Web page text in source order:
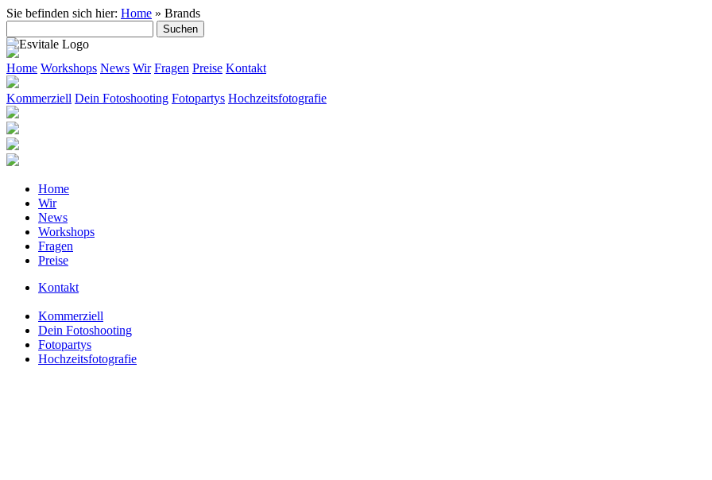
Sie befinden sich hier: Home » Brands
nach:
Home Workshops News Wir Fragen Preise Kontakt
Kommerziell Dein Fotoshooting Fotopartys Hochzeitsfotografie
Home
Wir
News
Workshops
Fragen
Preise
Kontakt
Kommerziell
Dein Fotoshooting
Fotopartys
Hochzeitsfotografie